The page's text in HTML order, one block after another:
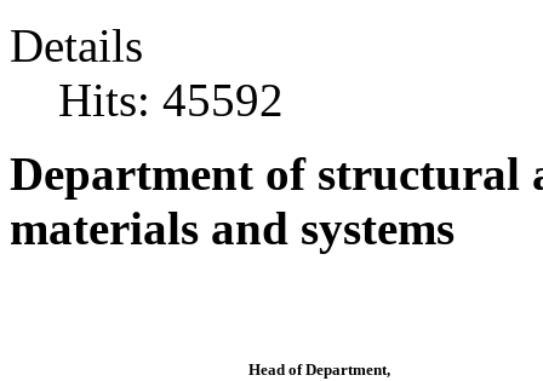
Details
Hits: 45592
Department of structural
materials and systems
Head of Department,